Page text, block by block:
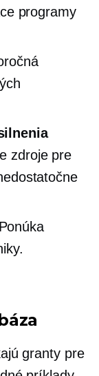
programy
zdroje pre
granty pre